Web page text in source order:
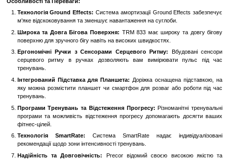
До обраного
Опис
Precor TRM 833: Професійна Бігова Доріжка з
Precor
Precor TRM 833 - це високоякісна професійна бігова доріжка,
хто цінує ефективні та комфортні тренування.
свої тренажери.
Особливості та Переваги:
Технологія Ground Effects: Система амортизації Ground
м'яке відскоковування та зменшує навантаження на суглоби.